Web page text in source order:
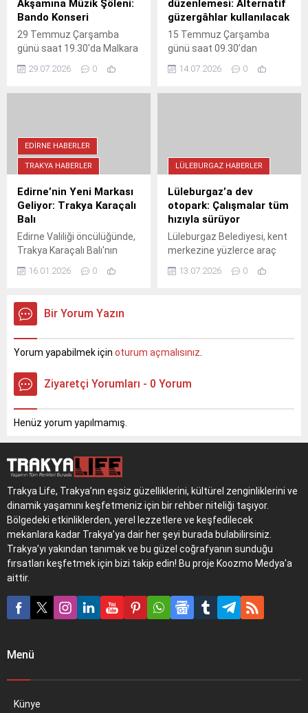
Akşamına Müzik Şöleni:
Bando Konseri
29 Temmuz Çarşamba
günü saat 19.30'da Malkara
Hükümet Meydanı'nda
Tekirdağ Büyükşehir
katılacak. Detaylar ve
konser takvimi için sosyal
medyayı takip edin.
29.07.2026 0
düzenlemesi: Alternatif
güzergâhlar kullanılacak
15 Temmuz Çarşamba
günü saat 09.30’dan
itibaren Kıyık Caddesi’nde
orta refüj düzenlemesi
zorunda kalacak. Belediye,
trafik işaret ve
yönlendirmelerine
uyulmasını rica ediyor.
14.07.2026 0
EDIRNE HABERLER
TRAKYA HABERLER
Edirne’nin Yeni Markası
Geliyor: Trakya Karaçalı
Balı
Edirne Valiliği öncülüğünde,
Trakya Karaçalı Balı'nın
adım atıldı. 73 bin kovanlık
geçirecek projeyle,
Edirne'nin coğrafi işaretli
yükselecek.
16.01.2026 0
LÜLEBURGAZ HABERLER
Lüleburgaz’a dev
otopark: Çalışmalar tüm
hızıyla sürüyor
Lüleburgaz Belediyesi, kent
merkezine yüzlerce araç
modern hizmet ofisleri inşa
Vatandaşlar, otopark
heyecanla bekliyor.
13.07.2026 0
Bir Yorum Yazın
Yorum yapabilmek için oturum açmalısınız
Ziyaretçi Yorumları - 0 Yorum
Henüz yorum yapılmamış.
Trakya Life, Trakya’nın eşsiz güzelliklerini, kültürel zenginliklerini ve
dinamik yaşamını keşfetmeniz için bir rehber niteliği taşıyor.
Bölgedeki etkinliklerden, yerel lezzetlere ve keşfedilecek
mekanlara kadar Trakya’ya dair her şeyi burada bulabilirsiniz.
Trakya’yı yakından tanımak ve bu güzel coğrafyanın sunduğu
fırsatları keşfetmek için bizi takip edin! Bu proje Koozmo Medya'a
aittir.
Menü
Künye